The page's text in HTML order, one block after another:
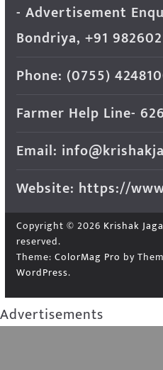
- Advertisement
Bondriya, +91
Phone: (0755)
Farmer Help Line-
Email:
Website: https://
Copyright © 2026 Krishak
reserved.
Theme: ColorMag Pro by
WordPress.
Advertisements